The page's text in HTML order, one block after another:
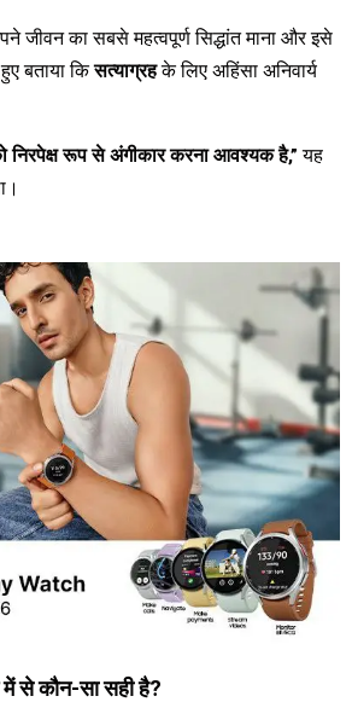
जीवन का सबसे महत्वपूर्ण सिद्धांत माना और इसे
बताया किसत्याग्रहके लिए अहिंसा अनिवार्य
निरपेक्ष रूप से अंगीकार करना आवश्यक है,” यह
में से कौन-सा सही है?